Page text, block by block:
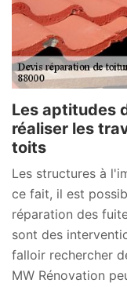
Les aptitudes
réaliser les
toits
Les structures à
ce fait, il est
réparation des
sont des
falloir rechercher
MW Rénovation